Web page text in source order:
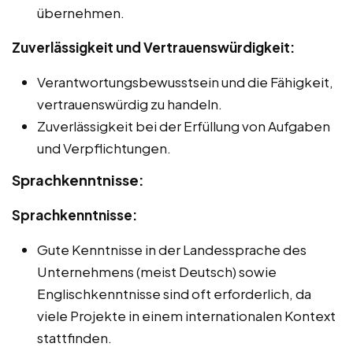
übernehmen.
Zuverlässigkeit und Vertrauenswürdigkeit:
Verantwortungsbewusstsein und die Fähigkeit,
vertrauenswürdig zu handeln.
Zuverlässigkeit bei der Erfüllung von Aufgaben
und Verpflichtungen.
Sprachkenntnisse:
Sprachkenntnisse:
Gute Kenntnisse in der Landessprache des
Unternehmens (meist Deutsch) sowie
Englischkenntnisse sind oft erforderlich, da
viele Projekte in einem internationalen Kontext
stattfinden.